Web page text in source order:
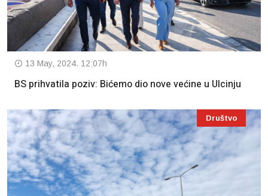
13 May, 2024. 12:07h
BS prihvatila poziv: Bićemo dio nove većine u Ulcinju
Društvo